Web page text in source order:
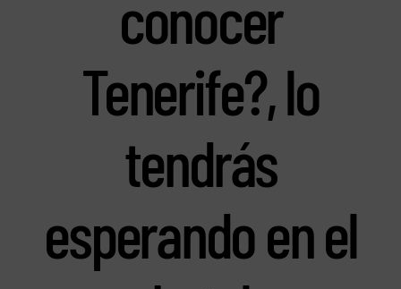
conocer
Tenerife?, lo
tendrás
esperando en el